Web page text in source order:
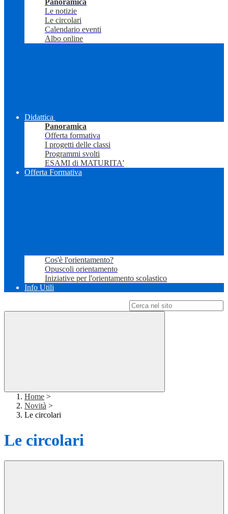
Panoramica
Le notizie
Le circolari
Calendario eventi
Albo online
Didattica
Panoramica
Offerta formativa
I progetti delle classi
Programmi svolti
ESAMI di MATURITA'
Offerta Formativa
Cos'è l'orientamento?
Opuscoli orientamento
Iniziative per l'orientamento scolastico
Info Utili
Home >
Novità >
Le circolari
Le circolari